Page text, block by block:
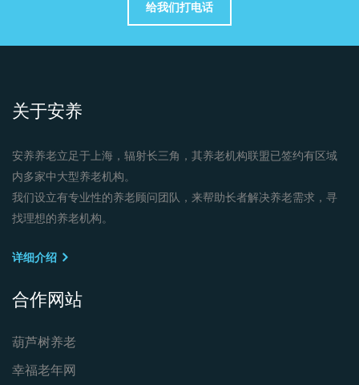
给我们打电话
关于安养
安养养老立足于上海，辐射长三角，其养老机构联盟已签约有区域
内多家中大型养老机构。
我们设立有专业性的养老顾问团队，来帮助长者解决养老需求，寻
找理想的养老机构。
详细介绍
合作网站
葫芦树养老
幸福老年网